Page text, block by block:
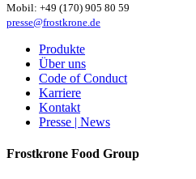
Mobil: +49 (170) 905 80 59
presse@frostkrone.de
Produkte
Über uns
Code of Conduct
Karriere
Kontakt
Presse | News
Frostkrone Food Group